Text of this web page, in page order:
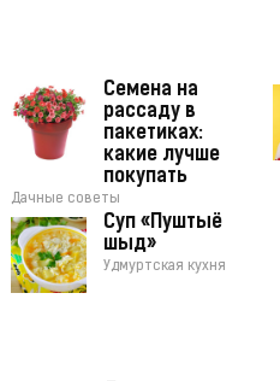
Семена на
рассаду в
пакетиках:
какие лучше
покупать
Дачные советы
Суп «Пуштыё
шыд»
Удмуртская кухня